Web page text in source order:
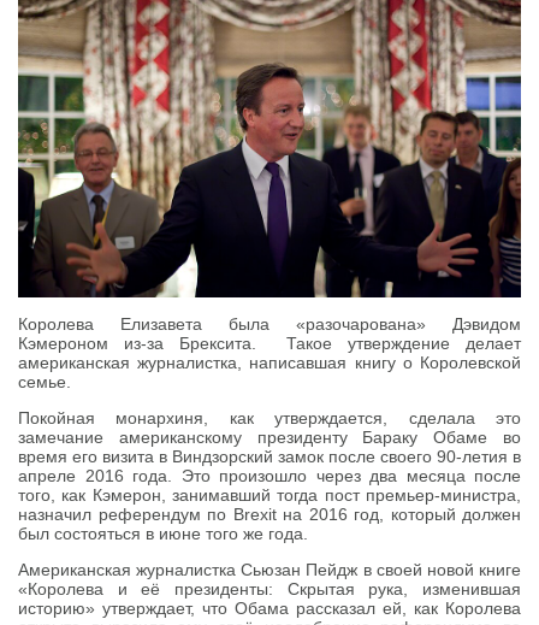
Королева Елизавета была «разочарована» Дэвидом
Кэмероном из-за Брексита. Такое утверждение делает
американская журналистка, написавшая книгу о Королевской
семье.
Покойная монархиня, как утверждается, сделала это
замечание американскому президенту Бараку Обаме во
время его визита в Виндзорский замок после своего 90-летия в
апреле 2016 года. Это произошло через два месяца после
того, как Кэмерон, занимавший тогда пост премьер-министра,
назначил референдум по Brexit на 2016 год, который должен
был состояться в июне того же года.
Американская журналистка Сьюзан Пейдж в своей новой книге
«Королева и её президенты: Скрытая рука, изменившая
историю» утверждает, что Обама рассказал ей, как Королева